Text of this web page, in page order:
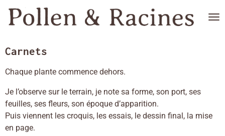
Passer
au
principal
Carnets
Chaque plante commence dehors.
Je l’observe sur le terrain, je note sa forme, son port, ses
feuilles, ses fleurs, son époque d’apparition.
Puis viennent les croquis, les essais, le dessin final, la mise
en page.